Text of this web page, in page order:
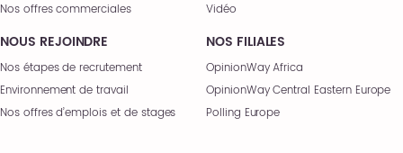
Nos offres commerciales
Vidéo
NOUS REJOINDRE
Nos étapes de recrutement
Environnement de travail
Nos offres d’emplois et de stages
NOS FILIALES
OpinionWay Africa
OpinionWay Central Eastern Europe
Polling Europe